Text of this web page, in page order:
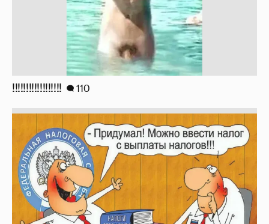
Зачем нам вообще платить налоги? (или:
как работают наши деньги, когда мы
заикаемся о защите прав)